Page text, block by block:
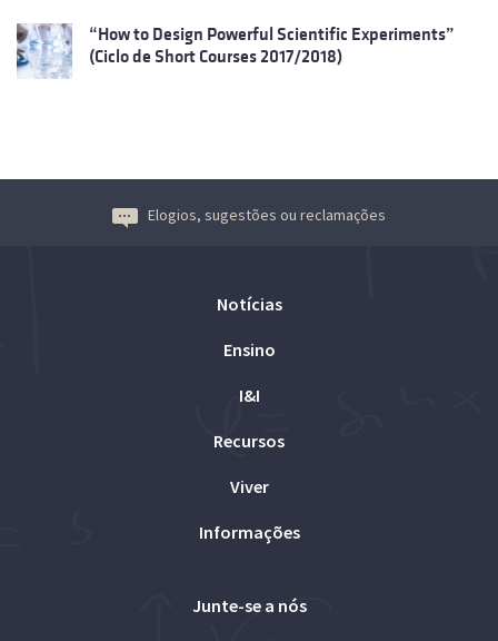
“How to Design Powerful Scientific Experiments”
(Ciclo de Short Courses 2017/2018)
Elogios, sugestões ou reclamações
Notícias
Ensino
I&I
Recursos
Viver
Informações
Junte-se a nós